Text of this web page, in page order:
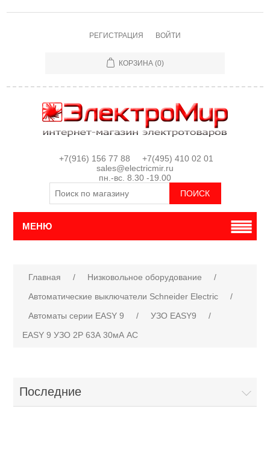
РЕГИСТРАЦИЯ ВОЙТИ
КОРЗИНА (0)
+7(916) 156 77 88 +7(495) 410 02 01
sales@electricmir.ru
пн.-вс. 8.30 -19.00
МЕНЮ
Главная / Низковольное оборудование
/
Автоматические выключатели Schneider Electric
/
Автоматы серии EASY 9
/ УЗО EASY9
/
EASY 9 УЗО 2P 63А 30мА AC
Последние